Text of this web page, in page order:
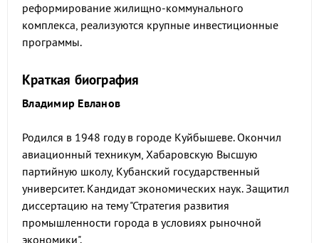
реформирование жилищно-коммунального
комплекса, реализуются крупные инвестиционные
программы.
Краткая биография
Владимир Евланов
Родился в 1948 году в городе Куйбышеве. Окончил
авиационный техникум, Хабаровскую Высшую
партийную школу, Кубанский государственный
университет. Кандидат экономических наук. Защитил
диссертацию на тему "Стратегия развития
промышленности города в условиях рыночной
экономики".